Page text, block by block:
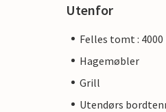
Utenfor
Felles tomt : 4000
Hagemøbler
Grill
Utendørs